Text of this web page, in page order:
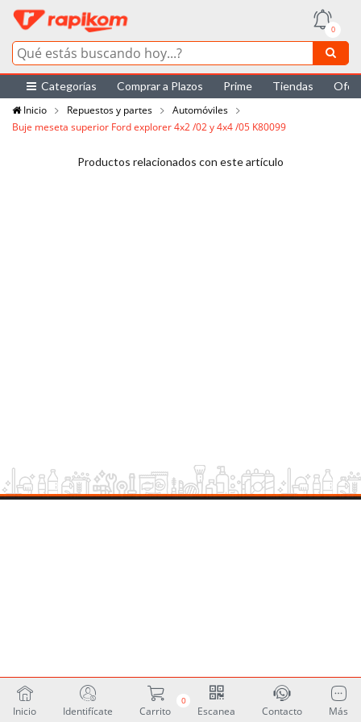
0
Categorías Comprar a Plazos Prime Tiendas
Inicio
Repuestos y partes
Automóviles
Buje meseta superior Ford explorer 4x2 /02 y 4x4 /05 K80099
Productos relacionados con este artículo
Inicio Identifícate
0
Carrito Escanea Contacto Más